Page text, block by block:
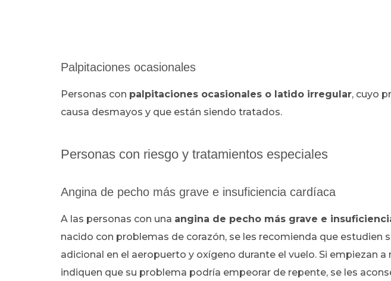
Palpitaciones ocasionales
Personas con palpitaciones ocasionales o latido irregular, cuyo
causa desmayos y que están siendo tratados.
Personas con riesgo y tratamientos especiales
Angina de pecho más grave e insuficiencia cardíaca
A las personas con una angina de pecho más grave e
nacido con problemas de corazón, se les recomienda que estudien
adicional en el aeropuerto y oxígeno durante el vuelo. Si empiezan
indiquen que su problema podría empeorar de repente, se les